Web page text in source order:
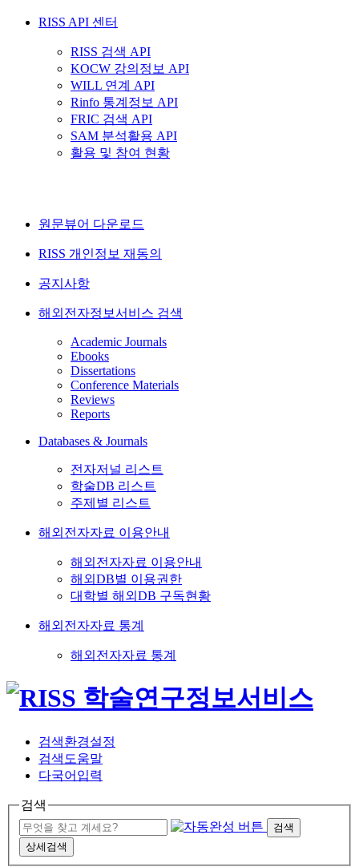
RISS API 센터
RISS 검색 API
KOCW 강의정보 API
WILL 연계 API
Rinfo 통계정보 API
FRIC 검색 API
SAM 분석활용 API
활용 및 참여 현황
원문뷰어 다운로드
RISS 개인정보 재동의
공지사항
해외전자정보서비스 검색
Academic Journals
Ebooks
Dissertations
Conference Materials
Reviews
Reports
Databases & Journals
전자저널 리스트
학술DB 리스트
주제별 리스트
해외전자자료 이용안내
해외전자자료 이용안내
해외DB별 이용권한
대학별 해외DB 구독현황
해외전자자료 통계
해외전자자료 통계
검색환경설정
검색도움말
다국어입력
검색
검색
상세검색